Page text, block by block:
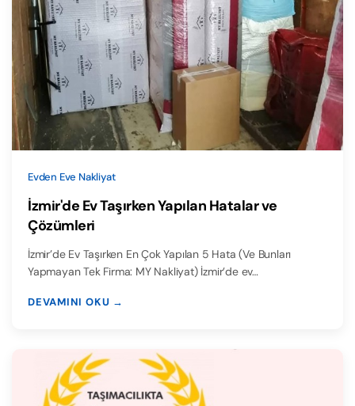
Evden Eve Nakliyat
İzmir'de Ev Taşırken Yapılan Hatalar ve
Çözümleri
İzmir’de Ev Taşırken En Çok Yapılan 5 Hata (Ve Bunları
Yapmayan Tek Firma: MY Nakliyat) İzmir’de ev…
DEVAMINI OKU →